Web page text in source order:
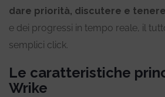
dare priorità, discutere e
e dei progressi in tempo reale, il
semplici click.
Le caratteristiche
Wrike